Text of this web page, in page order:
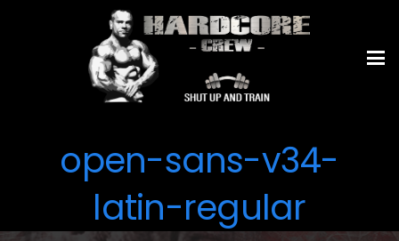
open-sans-v34-
latin-regular